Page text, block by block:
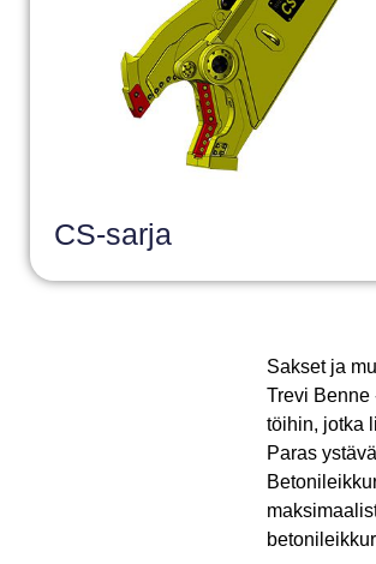
CS-sarja
Sakset ja
Trevi Benne
töihin, jotka
Paras